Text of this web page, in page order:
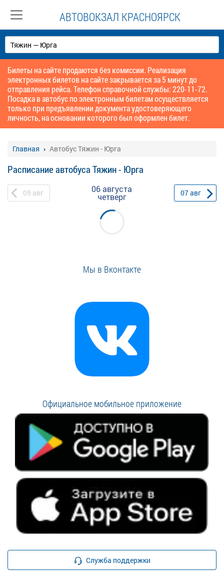
АВТОВОКЗАЛ КРАСНОЯРСК
Билеты на сайте продаются без комиссии. Реализация
электронных билетов на сайте закрывается за 5 минут до
отправления рейса. Телефон справочной службы: 220-11-72.
Посадка в автобус по электронным билетам осуществляется
только при предъявлении документа удостоверяющего
личность, на основании которого был оформлен билет.
Главная Автобус Тяжин - Юрга
Расписание автобуса Тяжин - Юрга
05 авг 06 августа
четверг 07авг
Мы в Вконтакте
Официальное мобильное приложение
Служба поддержки